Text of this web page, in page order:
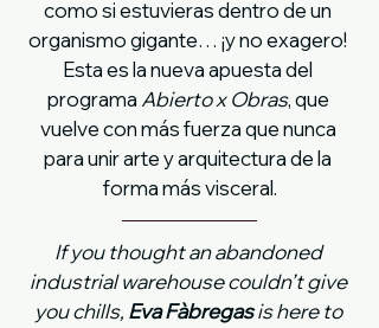
como si estuvieras dentro de un
organismo gigante… ¡y no exagero!
Esta es la nueva apuesta del
programa Abierto x Obras, que
vuelve con más fuerza que nunca
para unir arte y arquitectura de la
forma más visceral.
If you thought an abandoned
industrial warehouse couldn’t give
you chills, Eva Fàbregas is here to